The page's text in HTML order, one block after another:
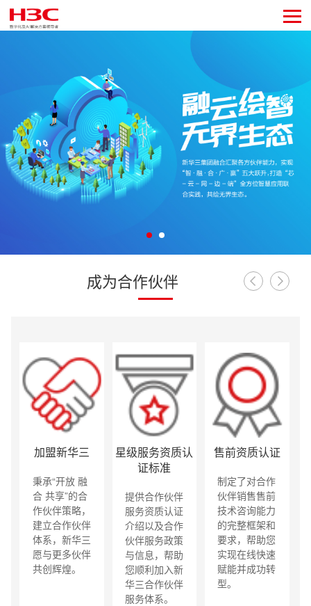
成为合作伙伴
加盟新华三
秉承“开放 融
合 共享”的合
作伙伴策略，
建立合作伙伴
体系，新华三
愿与更多伙伴
共创辉煌。
星级服务资质认
证标准
提供合作伙伴
服务资质认证
介绍以及合作
伙伴服务政策
与信息，帮助
您顺利加入新
华三合作伙伴
服务体系。
售前资质认证
制定了对合作
伙伴销售售前
技术咨询能力
的完整框架和
要求，帮助您
实现在线快速
赋能并成功转
型。